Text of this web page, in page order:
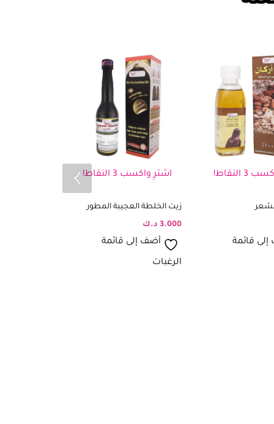
النقاط!
قائمة
اشترِ واكسب 3 النقاط!
زيت الخلطة العجيبة المطور
3.000 د.ك
أضف إلى قائمة
الرغبات